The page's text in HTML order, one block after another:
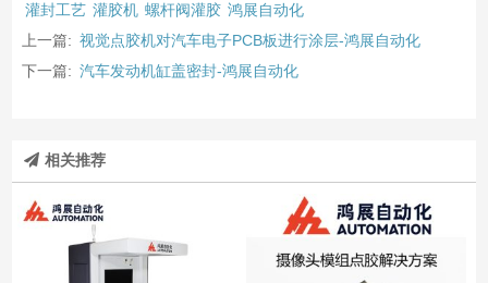
灌封工艺 灌胶机 螺杆阀灌胶 鸿展自动化
上一篇: 视觉点胶机对汽车电子PCB板进行涂层-鸿展自动化
下一篇: 汽车发动机缸盖密封-鸿展自动化
相关推荐